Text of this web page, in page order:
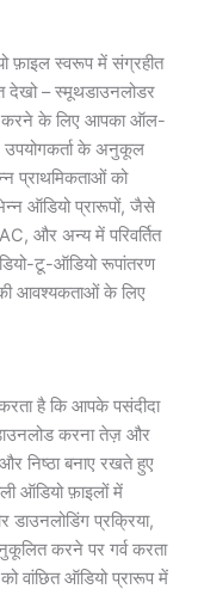
फ़ाइल स्वरूप में संग्रहीत
– स्मूथडाउनलोडर
करने के लिए आपका ऑल-
उपयोगकर्ता के अनुकूल
प्राथमिकताओं को
ऑडियो प्रारूपों, जैसे
और अन्य में परिवर्तित
टू-ऑडियो रूपांतरण
आवश्यकताओं के लिए
है कि आपके पसंदीदा
डाउनलोड करना तेज़ और
निष्ठा बनाए रखते हुए
ऑडियो फ़ाइलों में
डाउनलोडिंग प्रक्रिया,
करने पर गर्व करता
वांछित ऑडियो प्रारूप में